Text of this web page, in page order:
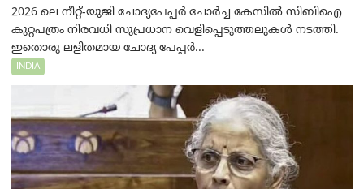
2026 ലെ നീറ്റ്-യുജി ചോദ്യപേപ്പർ ചോർച്ച കേസിൽ സിബിഐ
കുറ്റപത്രം നിരവധി സുപ്രധാന വെളിപ്പെടുത്തലുകൾ നടത്തി.
ഇതൊരു ലളിതമായ ചോദ്യ പേപ്പർ...
INDIA